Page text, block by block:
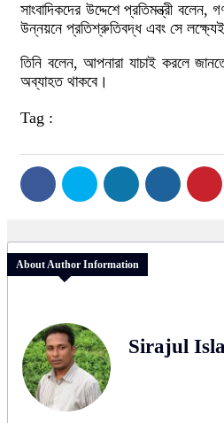
সাংবাদিকদের উদ্দেশে প্রতিমন্ত্রী
উন্নয়নে প্রতিশ্রুতিবদ্ধ এবং সে
তিনি বলেন, আপনারা যাচাই করলে
অব্যাহত থাকবে।
Tag :
About Author Information
Sirajul